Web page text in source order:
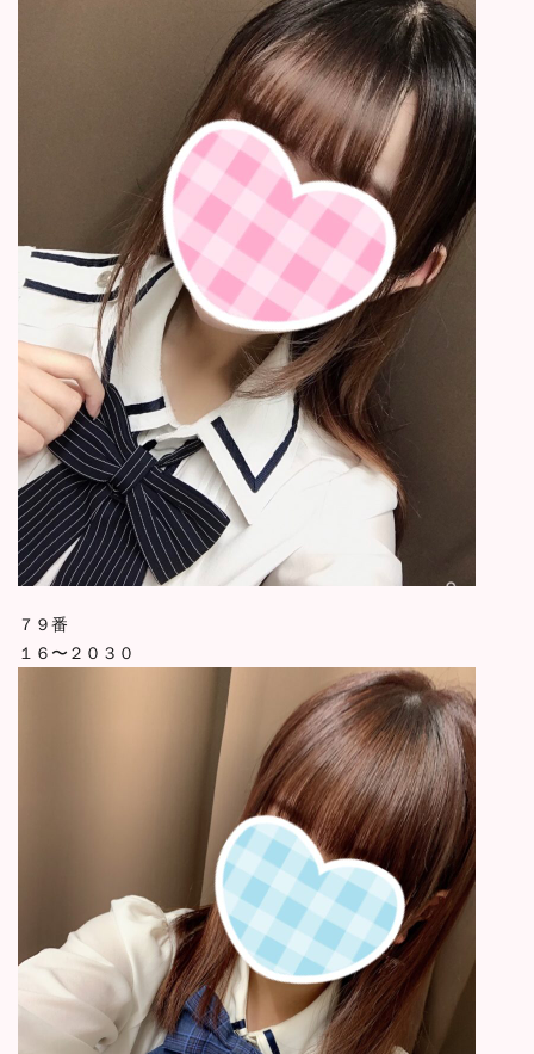
７９番
１６〜２０３０